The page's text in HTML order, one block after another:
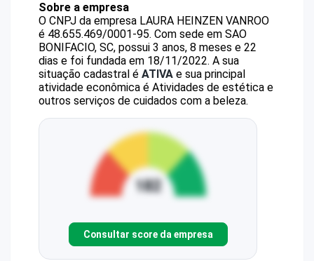
Sobre a empresa
O CNPJ da empresa LAURA HEINZEN VANROO
é 48.655.469/0001-95. Com sede em SAO
BONIFACIO, SC, possui 3 anos, 8 meses e 22
dias e foi fundada em 18/11/2022. A sua
situação cadastral é ATIVA e sua principal
atividade econômica é Atividades de estética e
outros serviços de cuidados com a beleza.
Consultar score da empresa